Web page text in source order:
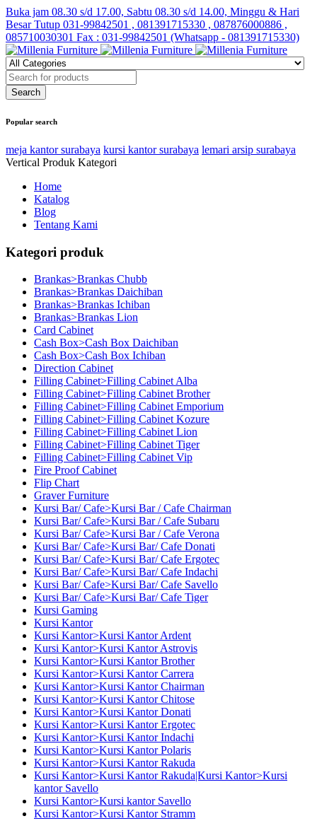
Buka jam 08.30 s/d 17.00, Sabtu 08.30 s/d 14.00, Minggu & Hari
Besar Tutup 031-99842501 , 081391715330 , 087876000886 ,
085710030301 Fax : 031-99842501 (Whatsapp - 081391715330)
Popular search
meja kantor surabaya kursi kantor surabaya lemari arsip surabaya
Vertical Produk Kategori
Home
Katalog
Blog
Tentang Kami
Kategori produk
Brankas>Brankas Chubb
Brankas>Brankas Daichiban
Brankas>Brankas Ichiban
Brankas>Brankas Lion
Card Cabinet
Cash Box>Cash Box Daichiban
Cash Box>Cash Box Ichiban
Direction Cabinet
Filling Cabinet>Filling Cabinet Alba
Filling Cabinet>Filling Cabinet Brother
Filling Cabinet>Filling Cabinet Emporium
Filling Cabinet>Filling Cabinet Kozure
Filling Cabinet>Filling Cabinet Lion
Filling Cabinet>Filling Cabinet Tiger
Filling Cabinet>Filling Cabinet Vip
Fire Proof Cabinet
Flip Chart
Graver Furniture
Kursi Bar/ Cafe>Kursi Bar / Cafe Chairman
Kursi Bar/ Cafe>Kursi Bar / Cafe Subaru
Kursi Bar/ Cafe>Kursi Bar / Cafe Verona
Kursi Bar/ Cafe>Kursi Bar/ Cafe Donati
Kursi Bar/ Cafe>Kursi Bar/ Cafe Ergotec
Kursi Bar/ Cafe>Kursi Bar/ Cafe Indachi
Kursi Bar/ Cafe>Kursi Bar/ Cafe Savello
Kursi Bar/ Cafe>Kursi Bar/ Cafe Tiger
Kursi Gaming
Kursi Kantor
Kursi Kantor>Kursi Kantor Ardent
Kursi Kantor>Kursi Kantor Astrovis
Kursi Kantor>Kursi Kantor Brother
Kursi Kantor>Kursi Kantor Carrera
Kursi Kantor>Kursi Kantor Chairman
Kursi Kantor>Kursi Kantor Chitose
Kursi Kantor>Kursi Kantor Donati
Kursi Kantor>Kursi Kantor Ergotec
Kursi Kantor>Kursi Kantor Indachi
Kursi Kantor>Kursi Kantor Polaris
Kursi Kantor>Kursi Kantor Rakuda
Kursi Kantor>Kursi Kantor Rakuda|Kursi Kantor>Kursi
kantor Savello
Kursi Kantor>Kursi kantor Savello
Kursi Kantor>Kursi Kantor Stramm